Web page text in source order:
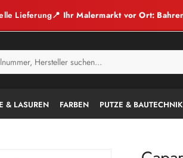
Lieferung📍 Ihr Malermarkt vor Ort:
& LASUREN FARBEN PUTZE & BAUTECHNIK